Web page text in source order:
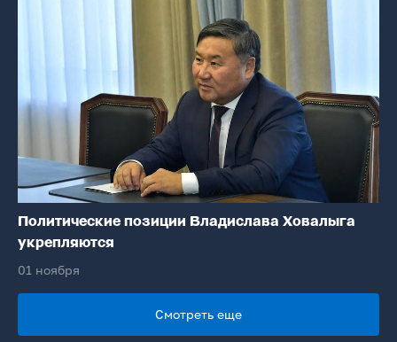
Политические позиции Владислава Ховалыга
укрепляются
01 ноября
Смотреть еще